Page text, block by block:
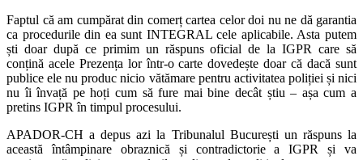
Faptul că am cumpărat din comerț cartea celor doi nu ne dă garantia
ca procedurile din ea sunt INTEGRAL cele aplicabile. Asta putem
ști doar după ce primim un răspuns oficial de la IGPR care să
conțină acele Prezența lor într-o carte dovedește doar că dacă sunt
publice ele nu produc nicio vătămare pentru activitatea poliției și nici
nu îi învață pe hoți cum să fure mai bine decât știu – așa cum a
pretins IGPR în timpul procesului.
APADOR-CH a depus azi la Tribunalul București un răspuns la
această întâmpinare obraznică și contradictorie a IGPR și va